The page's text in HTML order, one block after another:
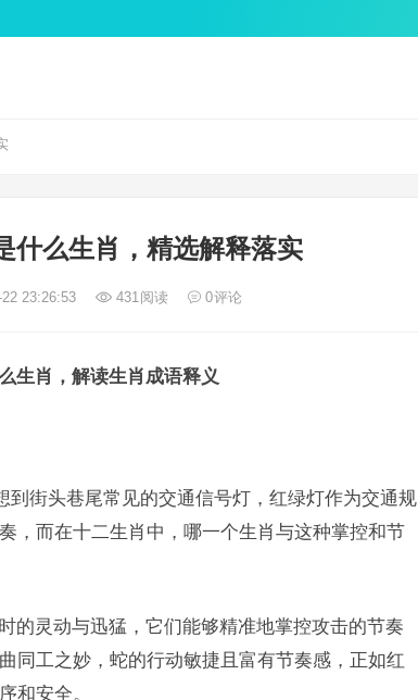
什么生肖，精选解释落实
23:26:53 431阅读 0评论
生肖，解读生肖成语释义
到街头巷尾常见的交通信号灯，红绿灯作为交通规
，而在十二生肖中，哪一个生肖与这种掌控和节
的灵动与迅猛，它们能够精准地掌控攻击的节奏
同工之妙，蛇的行动敏捷且富有节奏感，正如红
和安全。